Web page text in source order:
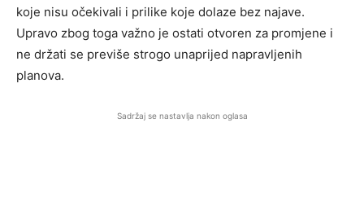
koje nisu očekivali i prilike koje dolaze bez najave.
Upravo zbog toga važno je ostati otvoren za promjene i
ne držati se previše strogo unaprijed napravljenih
planova.
Sadržaj se nastavlja nakon oglasa